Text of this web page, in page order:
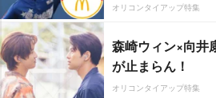
オリコンタイアップ特集
森崎ウィン×向井
が止まらん！
オリコンタイアップ特集